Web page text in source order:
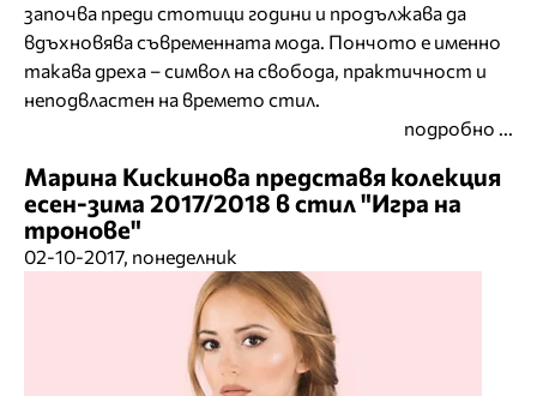
започва преди стотици години и продължава да
вдъхновява съвременната мода. Пончото е именно
такава дреха – символ на свобода, практичност и
неподвластен на времето стил.
подробно ...
Марина Кискинова представя колекция
есен-зима 2017/2018 в стил "Игра на
тронове"
02-10-2017, понеделник